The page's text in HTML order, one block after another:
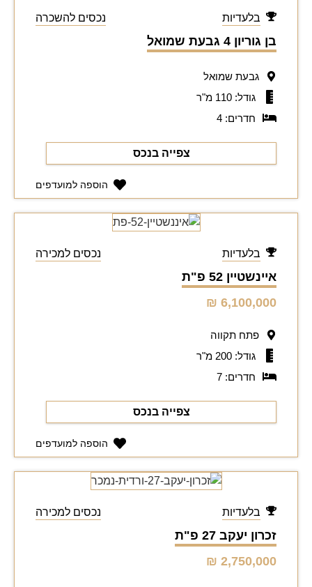
בלעדיות נכסים להשכרה
בן גוריון 4 גבעת שמואל
גבעת שמואל
גודל: 110 מ"ר
חדרים: 4
צפייה בנכס
הוספה למועדפים
בלעדיות נכסים למכירה
איינשטיין 52 פ"ת
6,100,000 ₪
פתח תקווה
גודל: 200 מ"ר
חדרים: 7
צפייה בנכס
הוספה למועדפים
בלעדיות נכסים למכירה
זכרון יעקב 27 פ"ת
2,750,000 ₪